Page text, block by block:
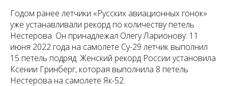
Годом ранее летчики «Русских авиационных гонок»
уже устанавливали рекорд по количеству петель
Нестерова. Он принадлежал Олегу Ларионову: 11
июня 2022 года на самолете Су-29 летчик выполнил
15 петель подряд. Женский рекорд России установила
Ксении Гринберг, которая выполнила 8 петель
Нестерова на самолете Як-52.